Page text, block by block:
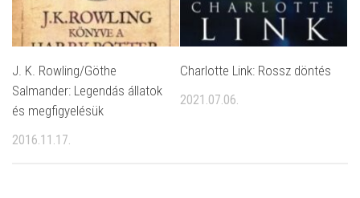
J. K. Rowling/Göthe
Salmander: Legendás állatok
és megfigyelésük
2016.11.17.
Charlotte Link: Rossz döntés
2021.07.06.